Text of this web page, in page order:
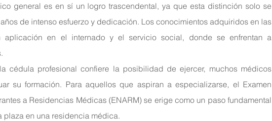
general es en sí un logro trascendental, ya que esta distinción solo se
de intenso esfuerzo y dedicación. Los conocimientos adquiridos en las
aplicación en el internado y el servicio social, donde se enfrentan a
cédula profesional confiere la posibilidad de ejercer, muchos médicos
su formación. Para aquellos que aspiran a especializarse, el Examen
a Residencias Médicas (ENARM) se erige como un paso fundamental
plaza en una residencia médica.